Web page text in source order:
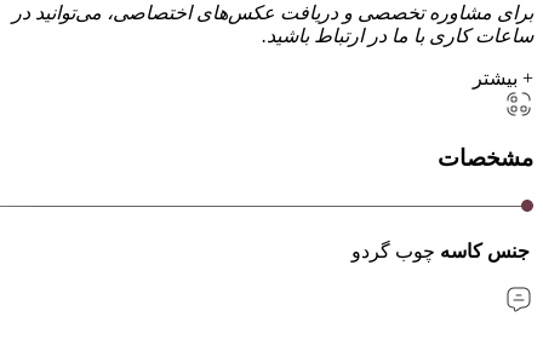
برای مشاوره تخصصی و دریافت عکس‌های اختصاصی، می‌توانید در
ساعات کاری با ما در ارتباط باشید.
+ بیشتر
مشخصات
جنس کاسه چوب گردو